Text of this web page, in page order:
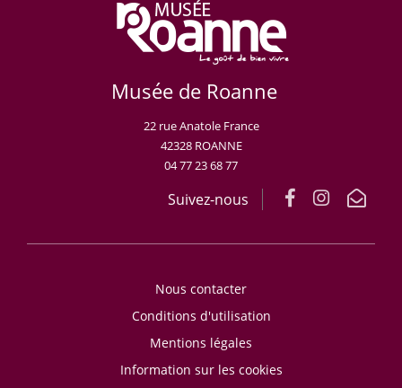
Musée de Roanne
22 rue Anatole France
42328 ROANNE
04 77 23 68 77
Suivez-nous
Nous contacter
Conditions d'utilisation
Mentions légales
Information sur les cookies